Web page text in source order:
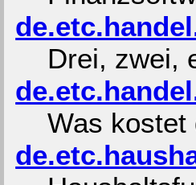
Drei, zwei,
Was kostet